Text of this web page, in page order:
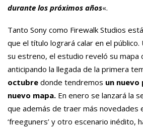
durante los próximos años«.
Tanto Sony como Firewalk Studios
que el título logrará calar en el público.
su estreno, el estudio reveló su mapa
anticipando la llegada de la primera
octubre donde tendremos un nuevo
nuevo mapa. En enero se lanzará la
que además de traer más novedades
‘freeguners’ y otro escenario inédito,